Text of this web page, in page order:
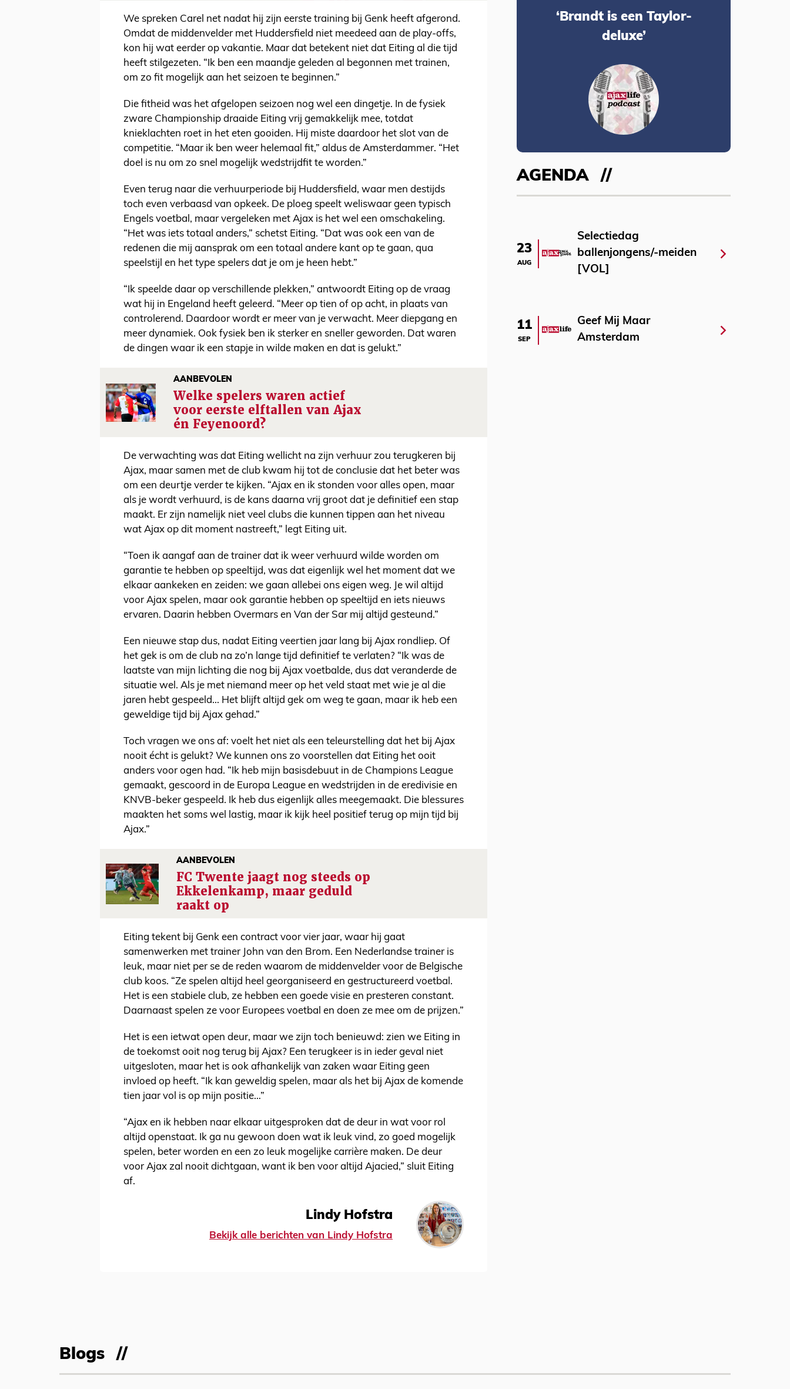
We spreken Carel net nadat hij zijn eerste training bij Genk heeft afgerond.
Omdat de middenvelder met Huddersfield niet meedeed aan de play-offs,
kon hij wat eerder op vakantie. Maar dat betekent niet dat Eiting al die tijd
heeft stilgezeten. “Ik ben een maandje geleden al begonnen met trainen,
om zo fit mogelijk aan het seizoen te beginnen.”
Die fitheid was het afgelopen seizoen nog wel een dingetje. In de fysiek
zware Championship draaide Eiting vrij gemakkelijk mee, totdat
knieklachten roet in het eten gooiden. Hij miste daardoor het slot van de
competitie. “Maar ik ben weer helemaal fit,” aldus de Amsterdammer. “Het
doel is nu om zo snel mogelijk wedstrijdfit te worden.”
Even terug naar die verhuurperiode bij Huddersfield, waar men destijds
toch even verbaasd van opkeek. De ploeg speelt weliswaar geen typisch
Engels voetbal, maar vergeleken met Ajax is het wel een omschakeling.
“Het was iets totaal anders,” schetst Eiting. “Dat was ook een van de
redenen die mij aansprak om een totaal andere kant op te gaan, qua
speelstijl en het type spelers dat je om je heen hebt.”
“Ik speelde daar op verschillende plekken,” antwoordt Eiting op de vraag
wat hij in Engeland heeft geleerd. “Meer op tien of op acht, in plaats van
controlerend. Daardoor wordt er meer van je verwacht. Meer diepgang en
meer dynamiek. Ook fysiek ben ik sterker en sneller geworden. Dat waren
de dingen waar ik een stapje in wilde maken en dat is gelukt.”
AANBEVOLEN
Welke spelers waren actief
voor eerste elftallen van Ajax
én Feyenoord?
De verwachting was dat Eiting wellicht na zijn verhuur zou terugkeren bij
Ajax, maar samen met de club kwam hij tot de conclusie dat het beter was
om een deurtje verder te kijken. “Ajax en ik stonden voor alles open, maar
als je wordt verhuurd, is de kans daarna vrij groot dat je definitief een stap
maakt. Er zijn namelijk niet veel clubs die kunnen tippen aan het niveau
wat Ajax op dit moment nastreeft,” legt Eiting uit.
“Toen ik aangaf aan de trainer dat ik weer verhuurd wilde worden om
garantie te hebben op speeltijd, was dat eigenlijk wel het moment dat we
elkaar aankeken en zeiden: we gaan allebei ons eigen weg. Je wil altijd
voor Ajax spelen, maar ook garantie hebben op speeltijd en iets nieuws
ervaren. Daarin hebben Overmars en Van der Sar mij altijd gesteund.”
Een nieuwe stap dus, nadat Eiting veertien jaar lang bij Ajax rondliep. Of
het gek is om de club na zo’n lange tijd definitief te verlaten? “Ik was de
laatste van mijn lichting die nog bij Ajax voetbalde, dus dat veranderde de
situatie wel. Als je met niemand meer op het veld staat met wie je al die
jaren hebt gespeeld... Het blijft altijd gek om weg te gaan, maar ik heb een
geweldige tijd bij Ajax gehad.”
Toch vragen we ons af: voelt het niet als een teleurstelling dat het bij Ajax
nooit écht is gelukt? We kunnen ons zo voorstellen dat Eiting het ooit
anders voor ogen had. “Ik heb mijn basisdebuut in de Champions League
gemaakt, gescoord in de Europa League en wedstrijden in de eredivisie en
KNVB-beker gespeeld. Ik heb dus eigenlijk alles meegemaakt. Die blessures
maakten het soms wel lastig, maar ik kijk heel positief terug op mijn tijd bij
Ajax.”
AANBEVOLEN
FC Twente jaagt nog steeds op
Ekkelenkamp, maar geduld
raakt op
Eiting tekent bij Genk een contract voor vier jaar, waar hij gaat
samenwerken met trainer John van den Brom. Een Nederlandse trainer is
leuk, maar niet per se de reden waarom de middenvelder voor de Belgische
club koos. “Ze spelen altijd heel georganiseerd en gestructureerd voetbal.
Het is een stabiele club, ze hebben een goede visie en presteren constant.
Daarnaast spelen ze voor Europees voetbal en doen ze mee om de prijzen.”
Het is een ietwat open deur, maar we zijn toch benieuwd: zien we Eiting in
de toekomst ooit nog terug bij Ajax? Een terugkeer is in ieder geval niet
uitgesloten, maar het is ook afhankelijk van zaken waar Eiting geen
invloed op heeft. “Ik kan geweldig spelen, maar als het bij Ajax de komende
tien jaar vol is op mijn positie…”
“Ajax en ik hebben naar elkaar uitgesproken dat de deur in wat voor rol
altijd openstaat. Ik ga nu gewoon doen wat ik leuk vind, zo goed mogelijk
spelen, beter worden en een zo leuk mogelijke carrière maken. De deur
voor Ajax zal nooit dichtgaan, want ik ben voor altijd Ajacied,” sluit Eiting
af.
Lindy Hofstra
Bekijk alle berichten van Lindy Hofstra
‘Brandt is een Taylor-
deluxe’
AGENDA
23
AUG
Selectiedag
ballenjongens/-meiden
[VOL]
11
SEP
Geef Mij Maar
Amsterdam
Blogs